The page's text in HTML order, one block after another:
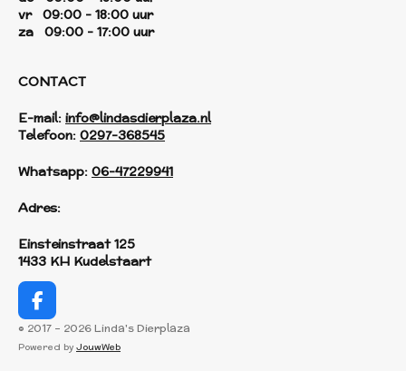
vr 09:00 - 18:00 uur
za 09:00 - 17:00 uur
CONTACT
E-mail: info@lindasdierplaza.nl
Telefoon: 0297-368545
Whatsapp: 06-47229941
Adres:
Einsteinstraat 125
1433 KH Kudelstaart
F
a
c
© 2017 - 2026 Linda's Dierplaza
Powered by JouwWeb